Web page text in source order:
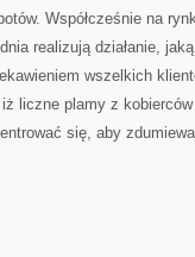
Współcześnie na
realizują działanie,
wszelkich
liczne plamy z
się, aby